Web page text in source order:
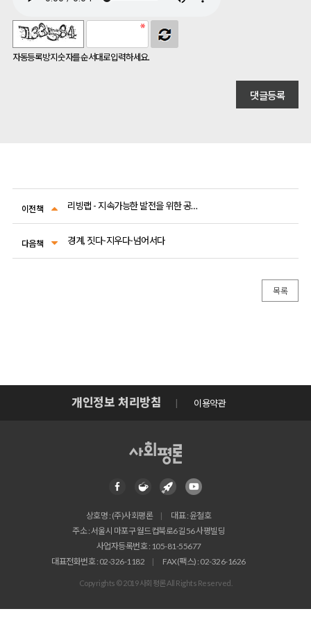
자동등록방지 숫자를 순서대로 입력하세요.
이전책 리빙랩 - 지속가능한 발전을 위한 공동창조와 실험
다음책 경계, 짓다-지우다-넘어서다
목록
개인정보 처리방침 이용약관
상호명 : (주)사회평론
대표 : 윤철호
주소 : 서울시 마포구 월드컵북로6길 56 사평빌딩
사업자등록번호 : 105-81-55677
대표전화번호 : 02-326-1182
FAX(팩스) : 02-326-1626
Copyrights © 2019 사회평론 All Rights Reserved.